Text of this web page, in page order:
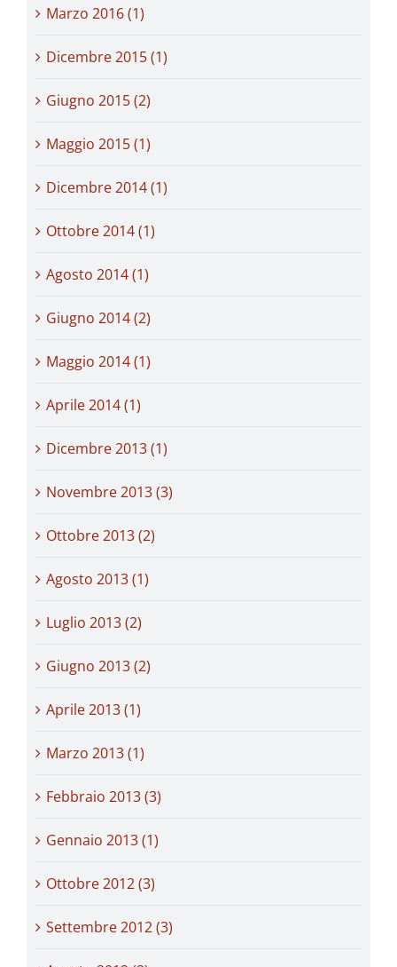
Marzo 2016 (1)
Dicembre 2015 (1)
Giugno 2015 (2)
Maggio 2015 (1)
Dicembre 2014 (1)
Ottobre 2014 (1)
Agosto 2014 (1)
Giugno 2014 (2)
Maggio 2014 (1)
Aprile 2014 (1)
Dicembre 2013 (1)
Novembre 2013 (3)
Ottobre 2013 (2)
Agosto 2013 (1)
Luglio 2013 (2)
Giugno 2013 (2)
Aprile 2013 (1)
Marzo 2013 (1)
Febbraio 2013 (3)
Gennaio 2013 (1)
Ottobre 2012 (3)
Settembre 2012 (3)